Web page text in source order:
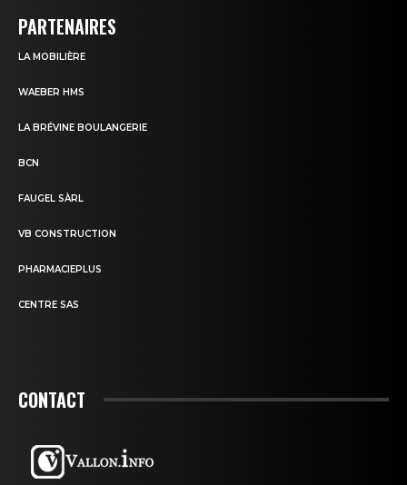
PARTENAIRES
LA MOBILIÈRE
WAEBER HMS
LA BRÉVINE BOULANGERIE
BCN
FAUGEL SÀRL
VB CONSTRUCTION
PHARMACIEPLUS
CENTRE SAS
CONTACT